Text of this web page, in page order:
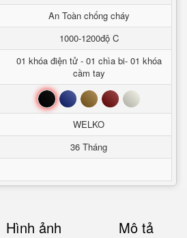
An Toàn chống cháy
1000-1200độ C
01 khóa điện tử - 01 chìa bi- 01 khóa
cầm tay
Đen Xanh Nâu Đỏ Trắng
WELKO
36 Tháng
Hình ảnh Mô tả